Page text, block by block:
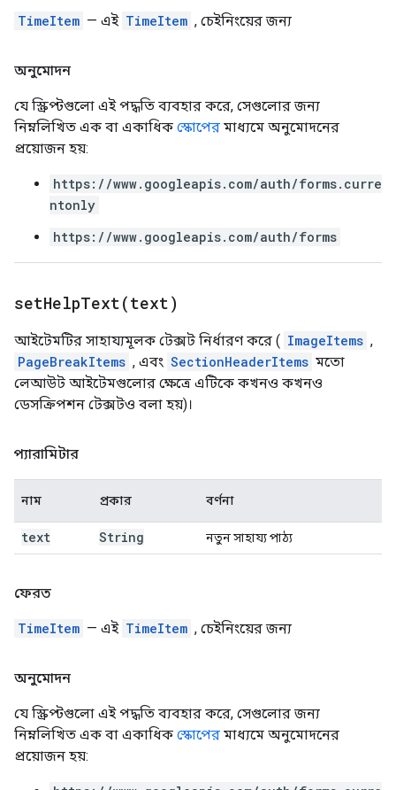
TimeItem — এই TimeItem , চেইনিংয়ের জন্য
অনুমোদন
যে স্ক্রিপ্টগুলো এই পদ্ধতি ব্যবহার করে, সেগুলোর জন্য
নিম্নলিখিত এক বা একাধিক স্কোপের মাধ্যমে অনুমোদনের
প্রয়োজন হয়:
https://www.googleapis.com/auth/forms.curre
ntonly
https://www.googleapis.com/auth/forms
setHelpText(text)
আইটেমটির সাহায্যমূলক টেক্সট নির্ধারণ করে ( ImageItems ,
PageBreakItems , এবং SectionHeaderItems মতো
লেআউট আইটেমগুলোর ক্ষেত্রে এটিকে কখনও কখনও
ডেসক্রিপশন টেক্সটও বলা হয়)।
প্যারামিটার
নাম প্রকার বর্ণনা
text String নতুন সাহায্য পাঠ্য
ফেরত
TimeItem — এই TimeItem , চেইনিংয়ের জন্য
অনুমোদন
যে স্ক্রিপ্টগুলো এই পদ্ধতি ব্যবহার করে, সেগুলোর জন্য
নিম্নলিখিত এক বা একাধিক স্কোপের মাধ্যমে অনুমোদনের
প্রয়োজন হয়: